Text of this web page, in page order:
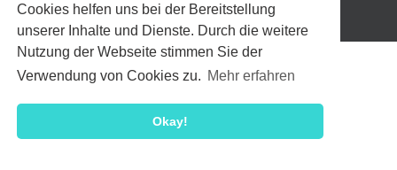
Cookies helfen uns bei der Bereitstellung
unserer Inhalte und Dienste. Durch die weitere
Nutzung der Webseite stimmen Sie der
Verwendung von Cookies zu. Mehr erfahren
Okay!
Präsentiert vonNirvana& WordPress.